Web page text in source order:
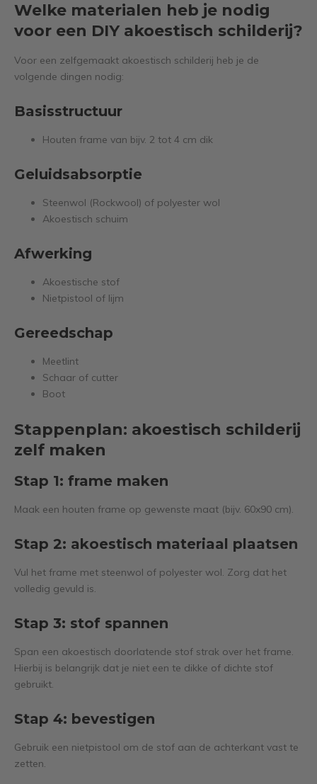
Welke materialen heb je nodig
voor een DIY akoestisch schilderij?
Voor een zelfgemaakt akoestisch schilderij heb je de
volgende dingen nodig:
Basisstructuur
Houten frame van bijv. 2 tot 4 cm dik
Geluidsabsorptie
Steenwol (Rockwool) of polyester wol
Akoestisch schuim
Afwerking
Akoestische stof
Nietpistool of lijm
Gereedschap
Meetlint
Schaar of cutter
Boot
Stappenplan: akoestisch schilderij
zelf maken
Stap 1: frame maken
Maak een houten frame op gewenste maat (bijv. 60x90 cm).
Stap 2: akoestisch materiaal plaatsen
Vul het frame met steenwol of polyester wol. Zorg dat het
volledig gevuld is.
Stap 3: stof spannen
Span een akoestisch doorlatende stof strak over het frame.
Hierbij is belangrijk dat je niet een te dikke of dichte stof
gebruikt.
Stap 4: bevestigen
Gebruik een nietpistool om de stof aan de achterkant vast te
zetten.